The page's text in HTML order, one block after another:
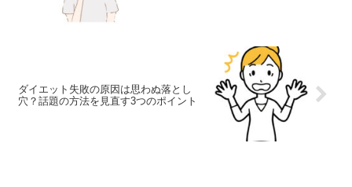
ダイエット失敗の原因は思わぬ落とし
穴？話題の方法を見直す3つのポイント